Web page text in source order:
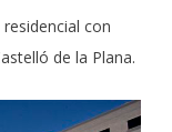
con
de la Plana.